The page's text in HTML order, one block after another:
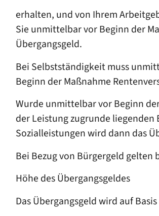
erhalten, und von Ihrem
Sie unmittelbar vor Beginn der
Übergangsgeld.
Bei Selbstständigkeit muss
Beginn der Maßnahme
Wurde unmittelbar vor Beginn
der Leistung zugrunde
Sozialleistungen wird dann das
Bei Bezug von Bürgergeld gelten
Höhe des Übergangsgeldes
Das Übergangsgeld wird auf